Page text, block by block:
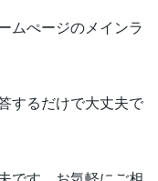
ムぺージのメインラ
するだけで大丈夫で